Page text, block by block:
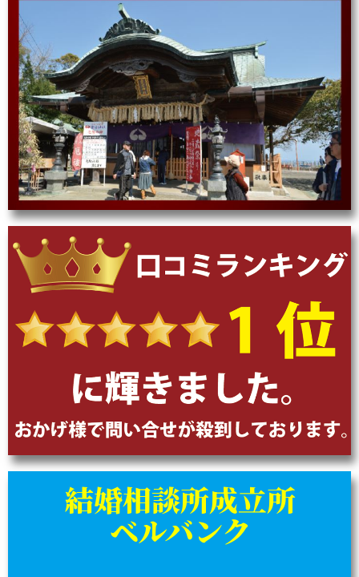
結婚相談所成立所
ベルバンク